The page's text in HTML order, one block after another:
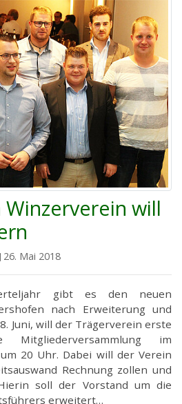
will
26. Mai 2018
gibt es den neuen
nach Erweiterung und
Juni, will der Trägerverein erste
im
20 Uhr. Dabei will der Verein
Rechnung zollen und
soll der Vorstand um die
erweitert…